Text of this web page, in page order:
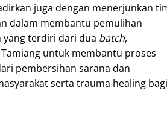
juga dengan menerjunkan
dalam membantu pemulihan
yang terdiri dari dua batch,
untuk membantu proses
pembersihan sarana dan
serta trauma healing bagi